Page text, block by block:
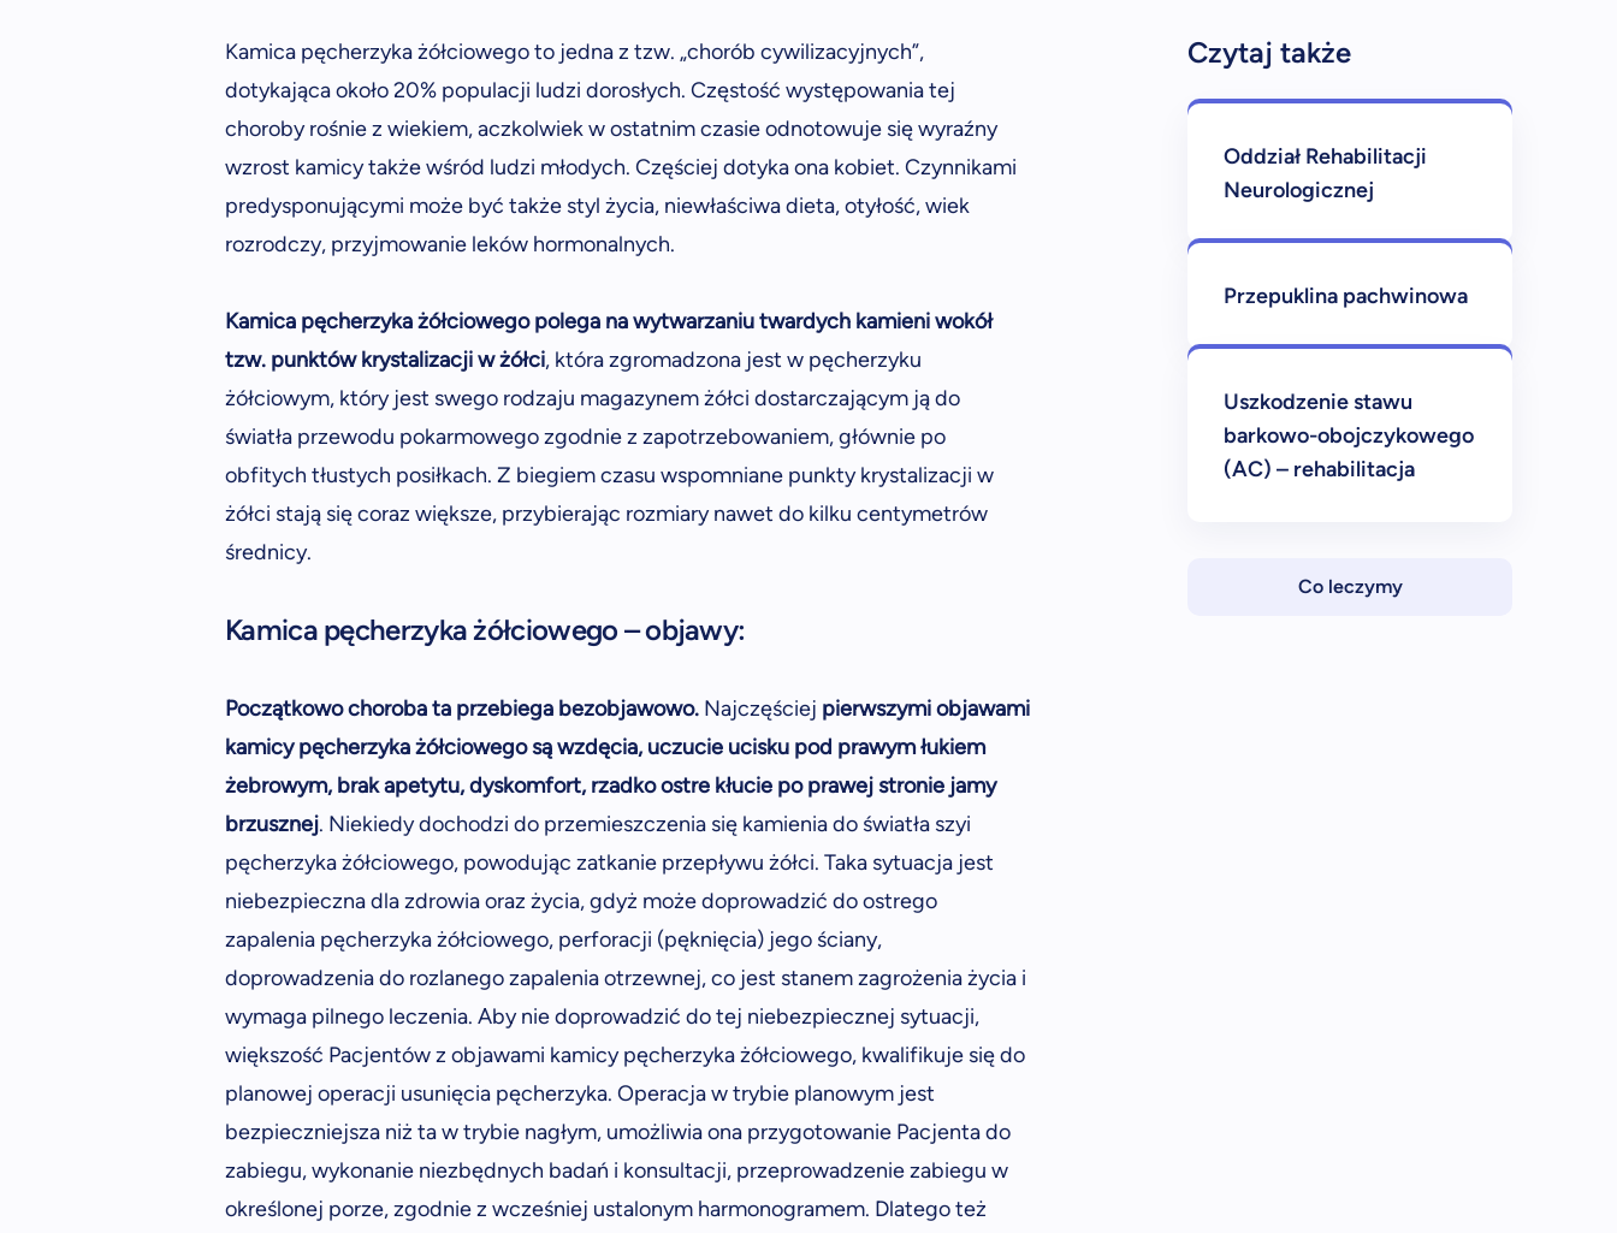
Kamica pęcherzyka żółciowego to jedna z tzw. „chorób cywilizacyjnych”,
dotykająca około 20% populacji ludzi dorosłych. Częstość występowania tej
choroby rośnie z wiekiem, aczkolwiek w ostatnim czasie odnotowuje się wyraźny
wzrost kamicy także wśród ludzi młodych. Częściej dotyka ona kobiet. Czynnikami
predysponującymi może być także styl życia, niewłaściwa dieta, otyłość, wiek
rozrodczy, przyjmowanie leków hormonalnych.
Kamica pęcherzyka żółciowego polega na wytwarzaniu twardych kamieni wokół
tzw. punktów krystalizacji w żółci, która zgromadzona jest w pęcherzyku
żółciowym, który jest swego rodzaju magazynem żółci dostarczającym ją do
światła przewodu pokarmowego zgodnie z zapotrzebowaniem, głównie po
obfitych tłustych posiłkach. Z biegiem czasu wspomniane punkty krystalizacji w
żółci stają się coraz większe, przybierając rozmiary nawet do kilku centymetrów
średnicy.
Kamica pęcherzyka żółciowego – objawy:
Początkowo choroba ta przebiega bezobjawowo. Najczęściej pierwszymi objawami
kamicy pęcherzyka żółciowego są wzdęcia, uczucie ucisku pod prawym łukiem
żebrowym, brak apetytu, dyskomfort, rzadko ostre kłucie po prawej stronie jamy
brzusznej. Niekiedy dochodzi do przemieszczenia się kamienia do światła szyi
pęcherzyka żółciowego, powodując zatkanie przepływu żółci. Taka sytuacja jest
niebezpieczna dla zdrowia oraz życia, gdyż może doprowadzić do ostrego
zapalenia pęcherzyka żółciowego, perforacji (pęknięcia) jego ściany,
doprowadzenia do rozlanego zapalenia otrzewnej, co jest stanem zagrożenia życia i
wymaga pilnego leczenia. Aby nie doprowadzić do tej niebezpiecznej sytuacji,
większość Pacjentów z objawami kamicy pęcherzyka żółciowego, kwalifikuje się do
planowej operacji usunięcia pęcherzyka. Operacja w trybie planowym jest
bezpieczniejsza niż ta w trybie nagłym, umożliwia ona przygotowanie Pacjenta do
zabiegu, wykonanie niezbędnych badań i konsultacji, przeprowadzenie zabiegu w
określonej porze, zgodnie z wcześniej ustalonym harmonogramem. Dlatego też
Czytaj także
Oddział Rehabilitacji
Neurologicznej
Przepuklina pachwinowa
Uszkodzenie stawu
barkowo-obojczykowego
(AC) – rehabilitacja
Co leczymy